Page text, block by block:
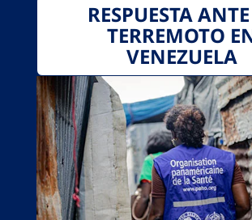
RESPUESTA
TERREMOTO
VENEZUELA